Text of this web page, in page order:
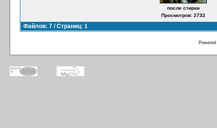
после стирки
Просмотров: 2732
Файлов: 7 / Страниц: 1